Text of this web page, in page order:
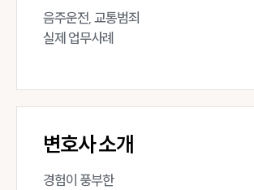
음주운전, 교통범죄
실제 업무사례
변호사 소개
경험이 풍부한